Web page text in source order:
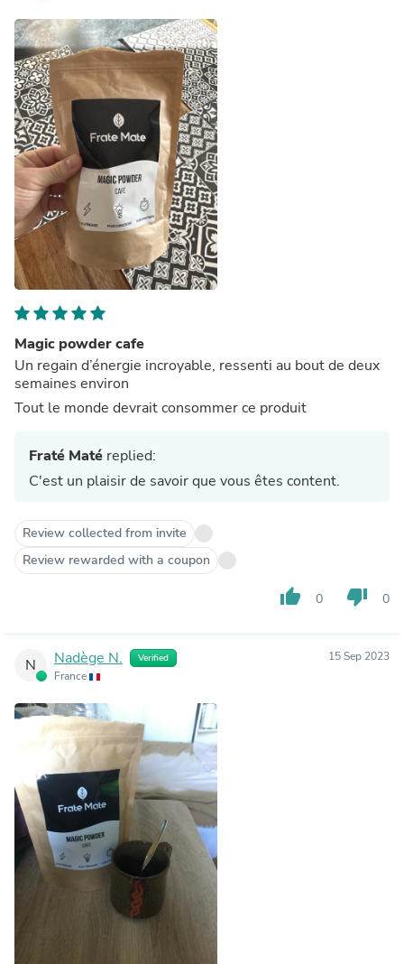
Magic powder cafe
Un regain d’énergie incroyable, ressenti au bout de deux
semaines environ
Tout le monde devrait consommer ce produit
Fraté Maté replied:
C'est un plaisir de savoir que vous êtes content.
Review collected from invite
Review rewarded with a coupon
thumb_up 0 thumb_down 0
N Nadège N. Verified
France
15 Sep 2023